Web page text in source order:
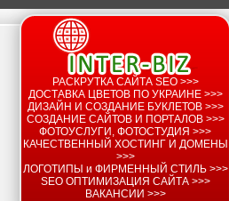
РАСКРУТКА САЙТА SEO >>>
ДОСТАВКА ЦВЕТОВ ПО УКРАИНЕ >>>
ДИЗАЙН И СОЗДАНИЕ БУКЛЕТОВ >>>
СОЗДАНИЕ САЙТОВ И ПОРТАЛОВ >>>
ФОТОУСЛУГИ, ФОТОСТУДИЯ >>>
КАЧЕСТВЕННЫЙ ХОСТИНГ И ДОМЕНЫ
>>>
ЛОГОТИПЫ и ФИРМЕННЫЙ СТИЛЬ >>>
SEO ОПТИМИЗАЦИЯ САЙТА >>>
ВАКАНСИИ >>>